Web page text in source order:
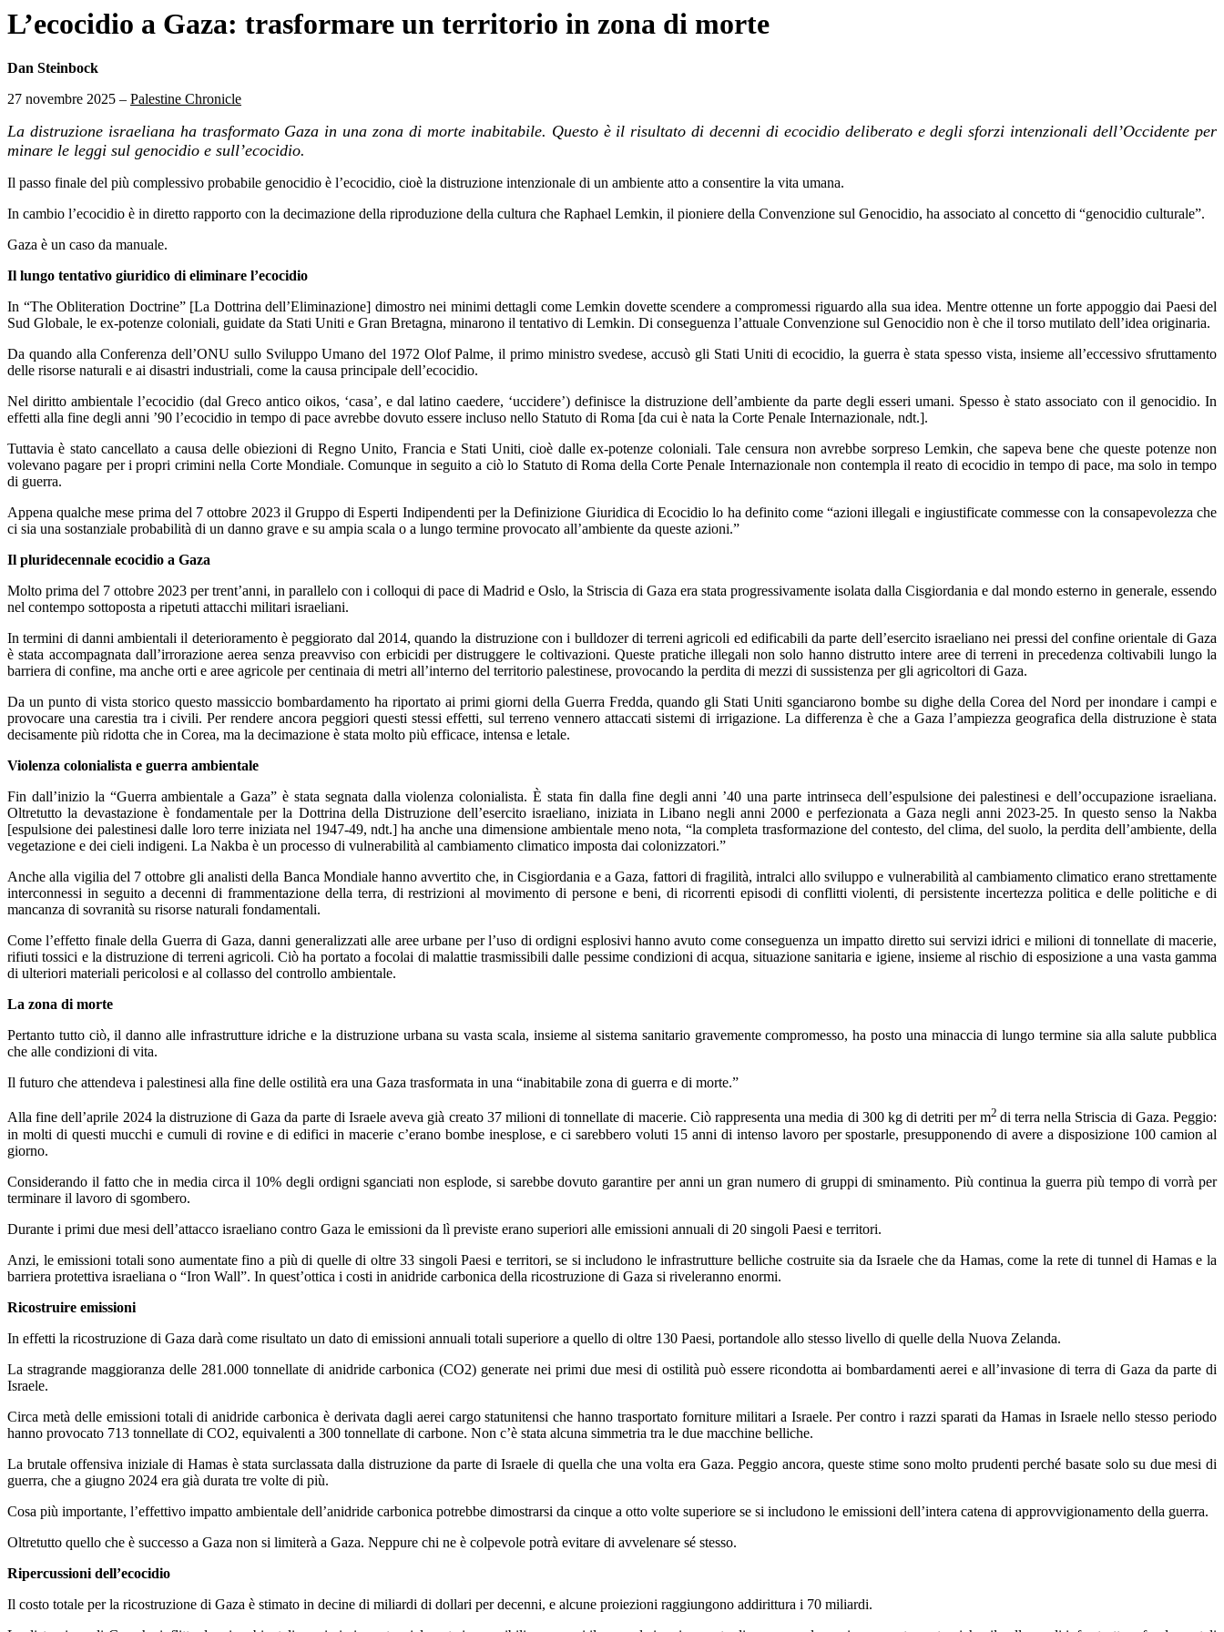
L’ecocidio a Gaza: trasformare un territorio in zona di morte
Dan Steinbock
27 novembre 2025 – Palestine Chronicle
La distruzione israeliana ha trasformato Gaza in una zona di morte inabitabile. Questo è il risultato di decenni di ecocidio deliberato e degli sforzi intenzionali dell’Occidente per
minare le leggi sul genocidio e sull’ecocidio.
Il passo finale del più complessivo probabile genocidio è l’ecocidio, cioè la distruzione intenzionale di un ambiente atto a consentire la vita umana.
In cambio l’ecocidio è in diretto rapporto con la decimazione della riproduzione della cultura che Raphael Lemkin, il pioniere della Convenzione sul Genocidio, ha associato al concetto di “genocidio culturale”.
Gaza è un caso da manuale.
Il lungo tentativo giuridico di eliminare l’ecocidio
In “The Obliteration Doctrine” [La Dottrina dell’Eliminazione] dimostro nei minimi dettagli come Lemkin dovette scendere a compromessi riguardo alla sua idea. Mentre ottenne un forte appoggio dai Paesi del
Sud Globale, le ex-potenze coloniali, guidate da Stati Uniti e Gran Bretagna, minarono il tentativo di Lemkin. Di conseguenza l’attuale Convenzione sul Genocidio non è che il torso mutilato dell’idea originaria.
Da quando alla Conferenza dell’ONU sullo Sviluppo Umano del 1972 Olof Palme, il primo ministro svedese, accusò gli Stati Uniti di ecocidio, la guerra è stata spesso vista, insieme all’eccessivo sfruttamento
delle risorse naturali e ai disastri industriali, come la causa principale dell’ecocidio.
Nel diritto ambientale l’ecocidio (dal Greco antico oikos, ‘casa’, e dal latino caedere, ‘uccidere’) definisce la distruzione dell’ambiente da parte degli esseri umani. Spesso è stato associato con il genocidio. In
effetti alla fine degli anni ’90 l’ecocidio in tempo di pace avrebbe dovuto essere incluso nello Statuto di Roma [da cui è nata la Corte Penale Internazionale, ndt.].
Tuttavia è stato cancellato a causa delle obiezioni di Regno Unito, Francia e Stati Uniti, cioè dalle ex-potenze coloniali. Tale censura non avrebbe sorpreso Lemkin, che sapeva bene che queste potenze non
volevano pagare per i propri crimini nella Corte Mondiale. Comunque in seguito a ciò lo Statuto di Roma della Corte Penale Internazionale non contempla il reato di ecocidio in tempo di pace, ma solo in tempo
di guerra.
Appena qualche mese prima del 7 ottobre 2023 il Gruppo di Esperti Indipendenti per la Definizione Giuridica di Ecocidio lo ha definito come “azioni illegali e ingiustificate commesse con la consapevolezza che
ci sia una sostanziale probabilità di un danno grave e su ampia scala o a lungo termine provocato all’ambiente da queste azioni.”
Il pluridecennale ecocidio a Gaza
Molto prima del 7 ottobre 2023 per trent’anni, in parallelo con i colloqui di pace di Madrid e Oslo, la Striscia di Gaza era stata progressivamente isolata dalla Cisgiordania e dal mondo esterno in generale, essendo
nel contempo sottoposta a ripetuti attacchi militari israeliani.
In termini di danni ambientali il deterioramento è peggiorato dal 2014, quando la distruzione con i bulldozer di terreni agricoli ed edificabili da parte dell’esercito israeliano nei pressi del confine orientale di Gaza
è stata accompagnata dall’irrorazione aerea senza preavviso con erbicidi per distruggere le coltivazioni. Queste pratiche illegali non solo hanno distrutto intere aree di terreni in precedenza coltivabili lungo la
barriera di confine, ma anche orti e aree agricole per centinaia di metri all’interno del territorio palestinese, provocando la perdita di mezzi di sussistenza per gli agricoltori di Gaza.
Da un punto di vista storico questo massiccio bombardamento ha riportato ai primi giorni della Guerra Fredda, quando gli Stati Uniti sganciarono bombe su dighe della Corea del Nord per inondare i campi e
provocare una carestia tra i civili. Per rendere ancora peggiori questi stessi effetti, sul terreno vennero attaccati sistemi di irrigazione. La differenza è che a Gaza l’ampiezza geografica della distruzione è stata
decisamente più ridotta che in Corea, ma la decimazione è stata molto più efficace, intensa e letale.
Violenza colonialista e guerra ambientale
Fin dall’inizio la “Guerra ambientale a Gaza” è stata segnata dalla violenza colonialista. È stata fin dalla fine degli anni ’40 una parte intrinseca dell’espulsione dei palestinesi e dell’occupazione israeliana.
Oltretutto la devastazione è fondamentale per la Dottrina della Distruzione dell’esercito israeliano, iniziata in Libano negli anni 2000 e perfezionata a Gaza negli anni 2023-25. In questo senso la Nakba
[espulsione dei palestinesi dalle loro terre iniziata nel 1947-49, ndt.] ha anche una dimensione ambientale meno nota, “la completa trasformazione del contesto, del clima, del suolo, la perdita dell’ambiente, della
vegetazione e dei cieli indigeni. La Nakba è un processo di vulnerabilità al cambiamento climatico imposta dai colonizzatori.”
Anche alla vigilia del 7 ottobre gli analisti della Banca Mondiale hanno avvertito che, in Cisgiordania e a Gaza, fattori di fragilità, intralci allo sviluppo e vulnerabilità al cambiamento climatico erano strettamente
interconnessi in seguito a decenni di frammentazione della terra, di restrizioni al movimento di persone e beni, di ricorrenti episodi di conflitti violenti, di persistente incertezza politica e delle politiche e di
mancanza di sovranità su risorse naturali fondamentali.
Come l’effetto finale della Guerra di Gaza, danni generalizzati alle aree urbane per l’uso di ordigni esplosivi hanno avuto come conseguenza un impatto diretto sui servizi idrici e milioni di tonnellate di macerie,
rifiuti tossici e la distruzione di terreni agricoli. Ciò ha portato a focolai di malattie trasmissibili dalle pessime condizioni di acqua, situazione sanitaria e igiene, insieme al rischio di esposizione a una vasta gamma
di ulteriori materiali pericolosi e al collasso del controllo ambientale.
La zona di morte
Pertanto tutto ciò, il danno alle infrastrutture idriche e la distruzione urbana su vasta scala, insieme al sistema sanitario gravemente compromesso, ha posto una minaccia di lungo termine sia alla salute pubblica
che alle condizioni di vita.
Il futuro che attendeva i palestinesi alla fine delle ostilità era una Gaza trasformata in una “inabitabile zona di guerra e di morte.”
Alla fine dell’aprile 2024 la distruzione di Gaza da parte di Israele aveva già creato 37 milioni di tonnellate di macerie. Ciò rappresenta una media di 300 kg di detriti per m2 di terra nella Striscia di Gaza. Peggio:
in molti di questi mucchi e cumuli di rovine e di edifici in macerie c’erano bombe inesplose, e ci sarebbero voluti 15 anni di intenso lavoro per spostarle, presupponendo di avere a disposizione 100 camion al
giorno.
Considerando il fatto che in media circa il 10% degli ordigni sganciati non esplode, si sarebbe dovuto garantire per anni un gran numero di gruppi di sminamento. Più continua la guerra più tempo di vorrà per
terminare il lavoro di sgombero.
Durante i primi due mesi dell’attacco israeliano contro Gaza le emissioni da lì previste erano superiori alle emissioni annuali di 20 singoli Paesi e territori.
Anzi, le emissioni totali sono aumentate fino a più di quelle di oltre 33 singoli Paesi e territori, se si includono le infrastrutture belliche costruite sia da Israele che da Hamas, come la rete di tunnel di Hamas e la
barriera protettiva israeliana o “Iron Wall”. In quest’ottica i costi in anidride carbonica della ricostruzione di Gaza si riveleranno enormi.
Ricostruire emissioni
In effetti la ricostruzione di Gaza darà come risultato un dato di emissioni annuali totali superiore a quello di oltre 130 Paesi, portandole allo stesso livello di quelle della Nuova Zelanda.
La stragrande maggioranza delle 281.000 tonnellate di anidride carbonica (CO2) generate nei primi due mesi di ostilità può essere ricondotta ai bombardamenti aerei e all’invasione di terra di Gaza da parte di
Israele.
Circa metà delle emissioni totali di anidride carbonica è derivata dagli aerei cargo statunitensi che hanno trasportato forniture militari a Israele. Per contro i razzi sparati da Hamas in Israele nello stesso periodo
hanno provocato 713 tonnellate di CO2, equivalenti a 300 tonnellate di carbone. Non c’è stata alcuna simmetria tra le due macchine belliche.
La brutale offensiva iniziale di Hamas è stata surclassata dalla distruzione da parte di Israele di quella che una volta era Gaza. Peggio ancora, queste stime sono molto prudenti perché basate solo su due mesi di
guerra, che a giugno 2024 era già durata tre volte di più.
Cosa più importante, l’effettivo impatto ambientale dell’anidride carbonica potrebbe dimostrarsi da cinque a otto volte superiore se si includono le emissioni dell’intera catena di approvvigionamento della guerra.
Oltretutto quello che è successo a Gaza non si limiterà a Gaza. Neppure chi ne è colpevole potrà evitare di avvelenare sé stesso.
Ripercussioni dell’ecocidio
Il costo totale per la ricostruzione di Gaza è stimato in decine di miliardi di dollari per decenni, e alcune proiezioni raggiungono addirittura i 70 miliardi.